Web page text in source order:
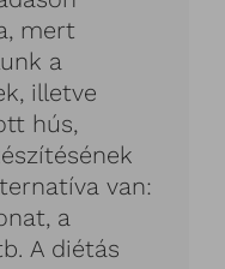
mert
a
illetve
hús,
van:
a
A diétás